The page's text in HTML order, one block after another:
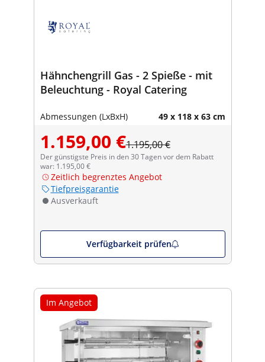
Hähnchengrill Gas - 2 Spieße - mit
Beleuchtung - Royal Catering
Abmessungen (LxBxH) 49 x 118 x 63 cm
1.159,00 €1.195,00 €
Der günstigste Preis in den 30 Tagen vor dem Rabatt
war: 1.195,00 €
Zeitlich begrenztes Angebot
Tiefpreisgarantie
Ausverkauft
Verfügbarkeit prüfen
Im Angebot